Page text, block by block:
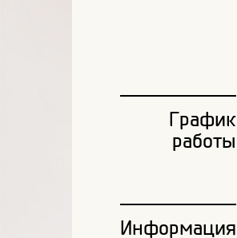
График
работы
Информация